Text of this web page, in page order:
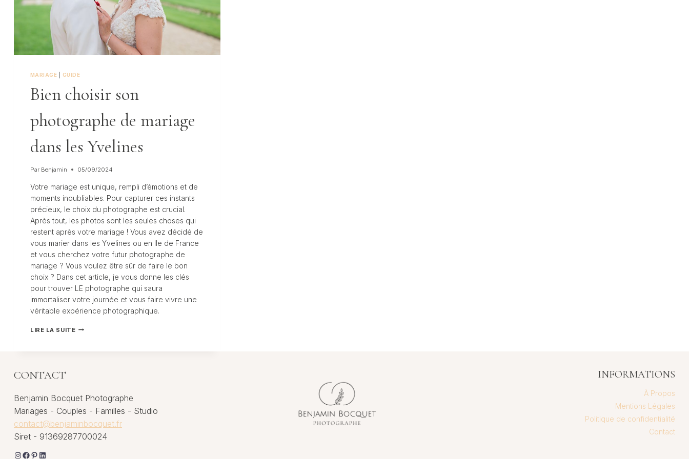
MARIAGE GUIDE
Bien choisir son
photographe de mariage
dans les Yvelines
Par Benjamin 05/09/2024
Votre mariage est unique, rempli d’émotions et de
moments inoubliables. Pour capturer ces instants
précieux, le choix du photographe est crucial.
Après tout, les photos sont les seules choses qui
restent après votre mariage ! Vous avez décidé de
vous marier dans les Yvelines ou en Ile de France
et vous cherchez votre futur photographe de
mariage ? Vous voulez être sûr de faire le bon
choix ? Dans cet article, je vous donne les clés
pour trouver LE photographe qui saura
immortaliser votre journée et vous faire vivre une
véritable expérience photographique.
LIRE LA SUITEBIEN
YVELINES
CONTACT
Benjamin Bocquet Photographe
Mariages - Couples - Familles - Studio
contact@benjaminbocquet.fr
Siret - 91369287700024
Instagram
Facebook
Pinterest
LinkedIn
INFORMATIONS
À Propos
Mentions Légales
Politique de confidentialité
Contact